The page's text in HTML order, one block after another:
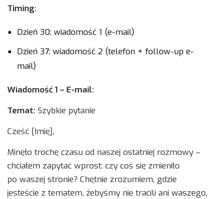
Timing:
Dzień 30: wiadomość 1 (e-mail)
Dzień 37: wiadomość 2 (telefon + follow-up e-
mail)
Wiadomość 1 – E-mail:
Temat: Szybkie pytanie
Cześć [Imię],
Minęło trochę czasu od naszej ostatniej rozmowy –
chciałem zapytać wprost: czy coś się zmieniło
po waszej stronie? Chętnie zrozumiem, gdzie
jesteście z tematem, żebyśmy nie tracili ani waszego,